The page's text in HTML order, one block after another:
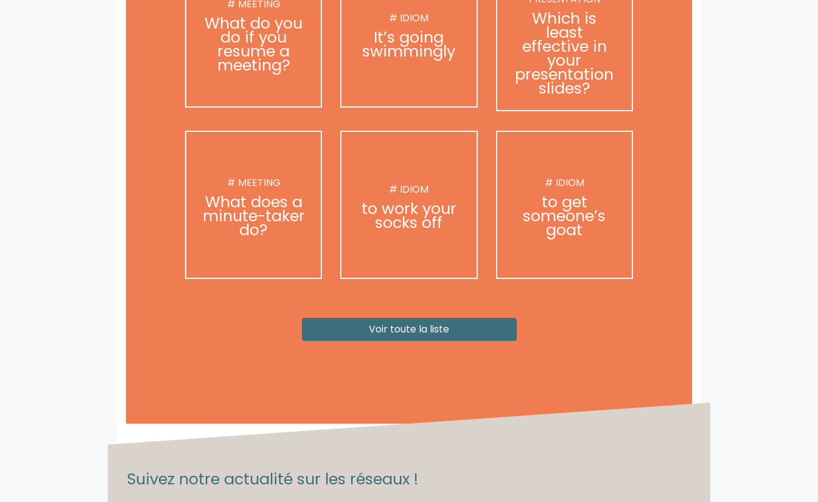
# MEETING
What do you
do if you
resume a
meeting?
# IDIOM
It’s going
swimmingly
Which is
least
effective in
your
presentation
slides?
# MEETING
What does a
minute-taker
do?
# IDIOM
to work your
socks off
# IDIOM
to get
someone’s
goat
Voir toute la liste
Suivez notre actualité sur les réseaux !